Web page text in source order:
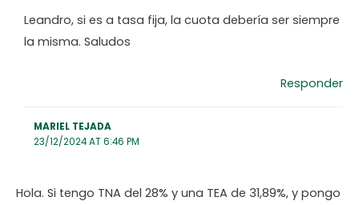
Leandro, si es a tasa fija, la cuota debería ser siempre
la misma. Saludos
Responder
MARIEL TEJADA
23/12/2024 AT 6:46 PM
Hola. Si tengo TNA del 28% y una TEA de 31,89%, y pongo